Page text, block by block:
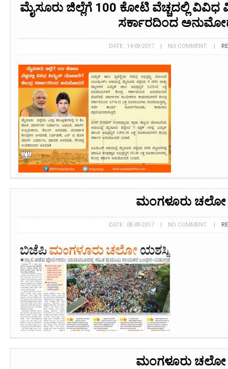
ಮೈಸೂರು ಜಿಲ್ಲೆಗೆ 100 ಕೋಟಿ ವೆಚ್ಚದಲ್ಲಿ ವಿವಿಧ
ಸರ್ಕಾರದಿಂದ
DATE : 14-09-2017 | NO COMMENT. |
ಮಂಗಳೂರು ಚಲೋ
DATE : 08-09-2017 | NO COMMENT. |
ಮಂಗಳೂರು ಚಲೋ